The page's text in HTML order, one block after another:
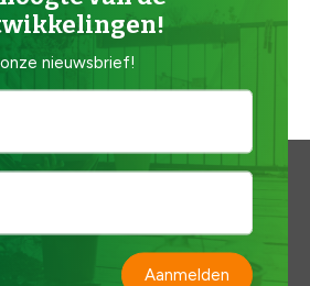
nieuwsbrief!
Aanmelden